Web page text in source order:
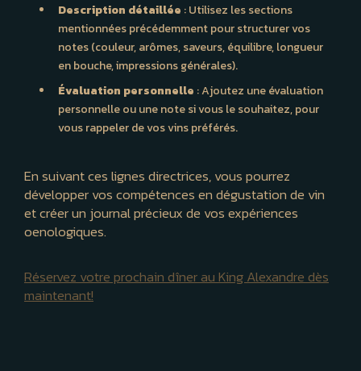
Description détaillée : Utilisez les sections
mentionnées précédemment pour structurer vos
notes (couleur, arômes, saveurs, équilibre, longueur
en bouche, impressions générales).
Évaluation personnelle : Ajoutez une évaluation
personnelle ou une note si vous le souhaitez, pour
vous rappeler de vos vins préférés.
En suivant ces lignes directrices, vous pourrez
développer vos compétences en dégustation de vin
et créer un journal précieux de vos expériences
oenologiques.
Réservez votre prochain dîner au King Alexandre dès
maintenant!